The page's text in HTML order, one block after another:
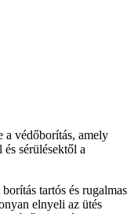
a védőborítás, amely
sérülésektől a
borítás tartós és rugalmas
elnyeli az ütés